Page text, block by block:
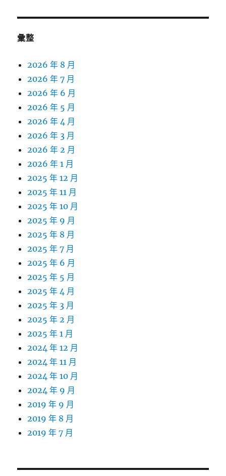
彙整
2026 年 8 月
2026 年 7 月
2026 年 6 月
2026 年 5 月
2026 年 4 月
2026 年 3 月
2026 年 2 月
2026 年 1 月
2025 年 12 月
2025 年 11 月
2025 年 10 月
2025 年 9 月
2025 年 8 月
2025 年 7 月
2025 年 6 月
2025 年 5 月
2025 年 4 月
2025 年 3 月
2025 年 2 月
2025 年 1 月
2024 年 12 月
2024 年 11 月
2024 年 10 月
2024 年 9 月
2019 年 9 月
2019 年 8 月
2019 年 7 月